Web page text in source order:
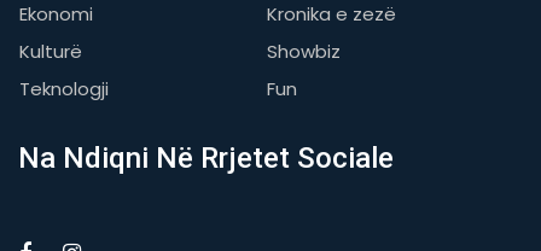
Ekonomi
Kronika e zezë
Kulturë
Showbiz
Teknologji
Fun
Na Ndiqni Në Rrjetet Sociale